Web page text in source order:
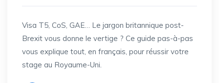
Visa T5, CoS, GAE… Le jargon britannique post-
Brexit vous donne le vertige ? Ce guide pas-à-pas
vous explique tout, en français, pour réussir votre
stage au Royaume-Uni.